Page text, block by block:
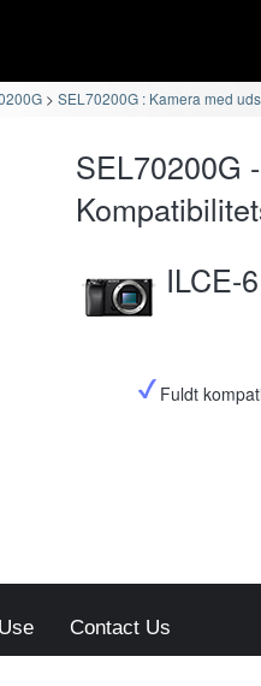
SEL70200G : Kamera med
SEL70200G
ILCE-
Fuldt
Contact Us